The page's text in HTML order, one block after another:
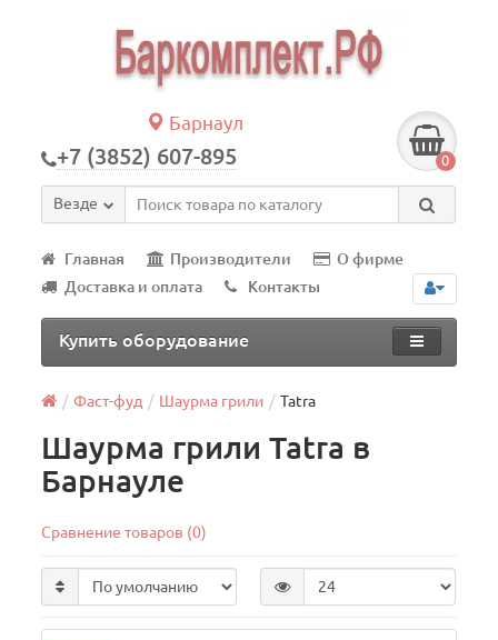
Барнаул
+7 (3852) 607-895 0
Везде
Главная Производители
О фирме
Доставка и оплата
Контакты
Купить оборудование
Фаст-фуд Шаурма грили Tatra
Шаурма грили Tatra в
Барнауле
Сравнение товаров (0)